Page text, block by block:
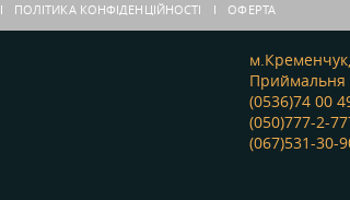
ПОЛІТИКА КОНФІДЕНЦІЙНОСТІ ОФЕРТА
Приймальня
(0536)74 00
(050)777-2-
(067)531-30-